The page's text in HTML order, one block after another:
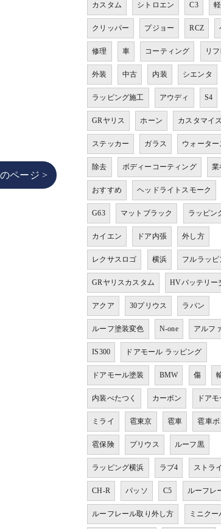
ページ >
カスタム シトロエン C3
クリッパー プジョー RCZ
修理 車 コーティング リ
外装 中古 内装 シエンタ
ラッピング施工 アウディ S4
GRヤリス ホーン カスタマイ
ステッカー ガラス ウォーター
除去 ボディーコーティング 業
おすすめ ヘッドライトスモーク
G63 マットブラック ラッピン
カイエン ドア内張 外し方
レクサスロゴ 横浜 フルラッピ
GRヤリスカスタム HVバッテリー
アクア 30プリウス ラパン
ルーフ塗装変色 N-one アルフ
IS300 ドアモール ラッピング
ドアモール塗装 BMW 傷
内装べたつく カーボン ドア
ミライ 雹東京 雹車 雹車ボ
雹保険 プリウス ルーフ黒
ラッピング横浜 ラブ4 ストラ
CH-R パッソ C5 ルーフレ
ルーフレール取り外し方 ミニクー